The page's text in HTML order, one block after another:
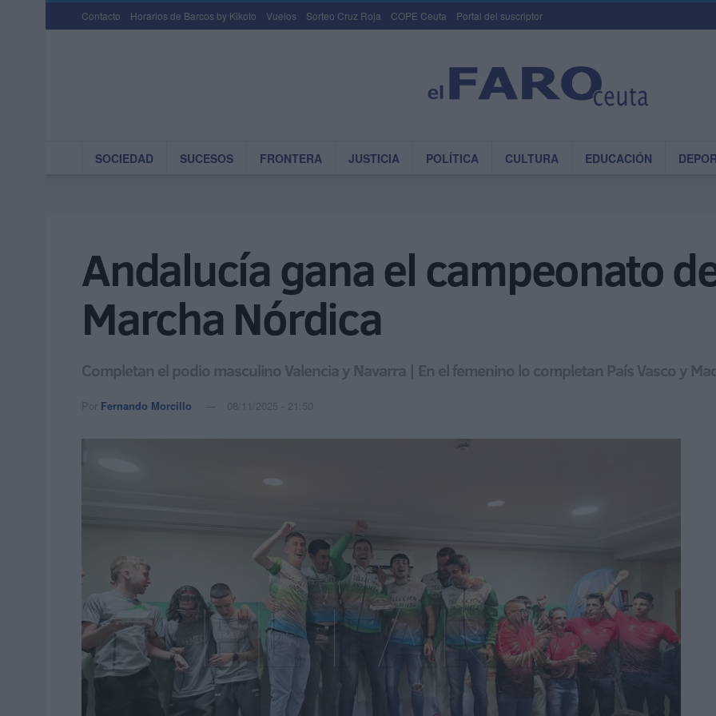
Contacto Horarios de Barcos by Kikoto Vuelos Sorteo Cruz Roja COPE Ceuta Portal del suscriptor
SOCIEDAD SUCESOS FRONTERA JUSTICIA POLÍTICA CULTURA EDUCACIÓN
Andalucía gana el campeonato
Marcha Nórdica
Completan el podio masculino Valencia y Navarra | En el femenino lo completan País Vasco y
Por Fernando Morcillo 08/11/2025 - 21:50